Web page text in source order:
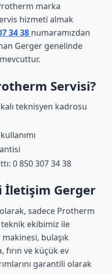
marka
hizmeti almak
34 38 numaramızdan
Gerger genelinde
Servisi?
teknisyen kadrosu
0 850 307 34 38
İletişim Gerger
olarak, sadece Protherm
ekibimiz ile
bulaşık
fırın ve küçük ev
garantili olarak